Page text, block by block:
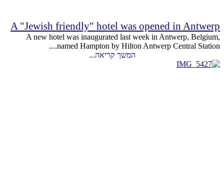
A "Jewish friendly" hotel was opened in Antwerp
A new hotel was inaugurated last week in Antwerp, Belgium,
named Hampton by Hilton Antwerp Central Station....
המשך קריאה...